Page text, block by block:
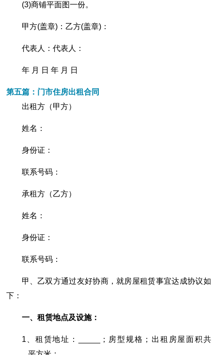
(3)商铺平面图一份。
甲方(盖章)：乙方(盖章)：
代表人：代表人：
年 月 日 年 月 日
第五篇：门市住房出租合同
出租方（甲方）
姓名：
身份证：
联系号码：
承租方（乙方）
姓名：
身份证：
联系号码：
甲、乙双方通过友好协商，就房屋租赁事宜达成协议如
下：
一、租赁地点及设施：
1、租赁地址：_____；房型规格；出租房屋面积共